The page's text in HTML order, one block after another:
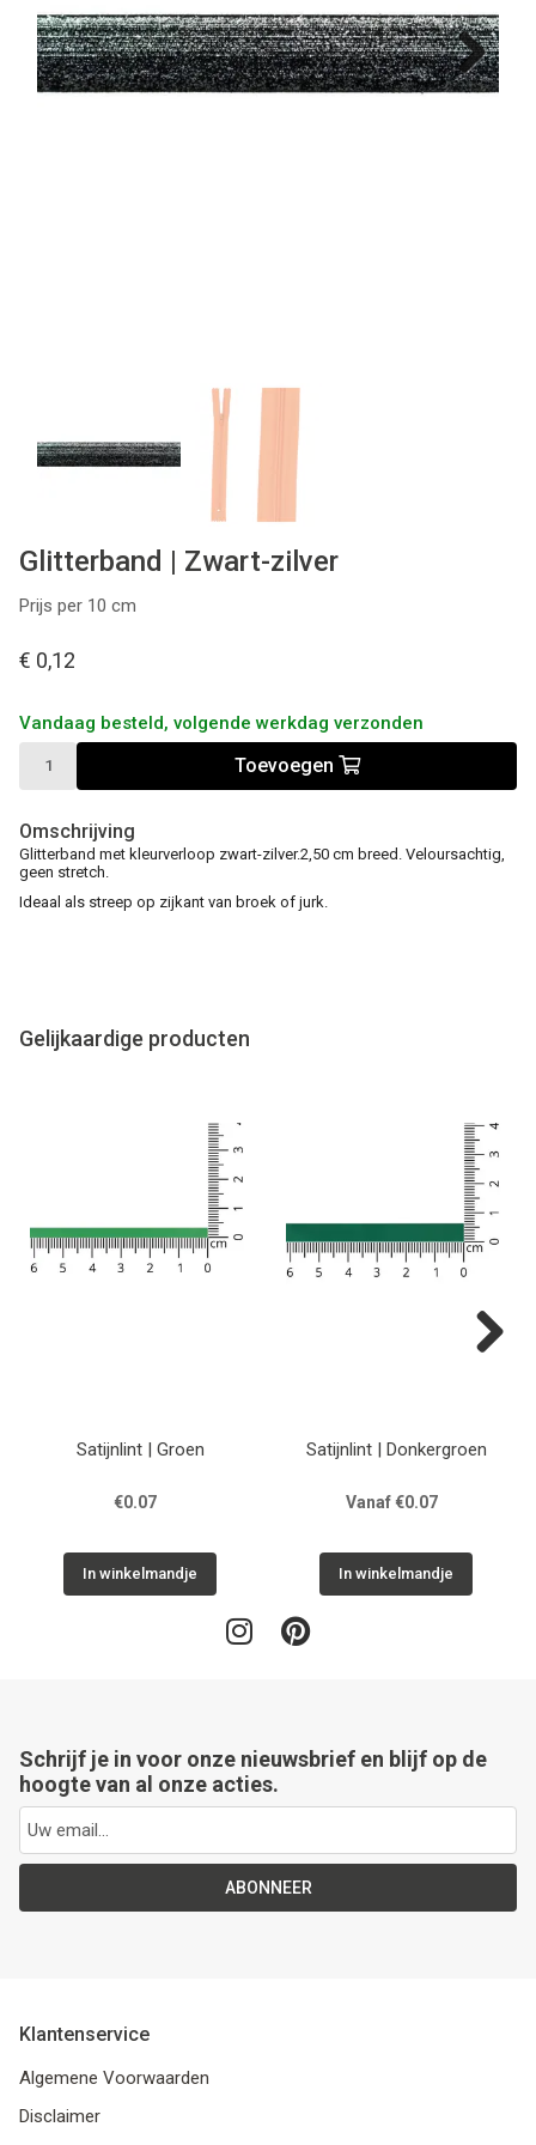
Tips & tricks
Next
Glitterband | Zwart-zilver
Prijs per 10 cm
€ 0,12
Vandaag besteld, volgende werkdag verzonden
Toevoegen
Omschrijving
Glitterband met kleurverloop zwart-zilver.2,50 cm breed. Veloursachtig,
geen stretch.
Ideaal als streep op zijkant van broek of jurk.
Gelijkaardige producten
Satijnlint | Groen
€0.07
In winkelmandje
Satijnlint | Donkergroen
Vanaf €0.07
In winkelmandje
Schrijf je in voor onze nieuwsbrief en blijf op de
hoogte van al onze acties.
ABONNEER
Klantenservice
Algemene Voorwaarden
Disclaimer